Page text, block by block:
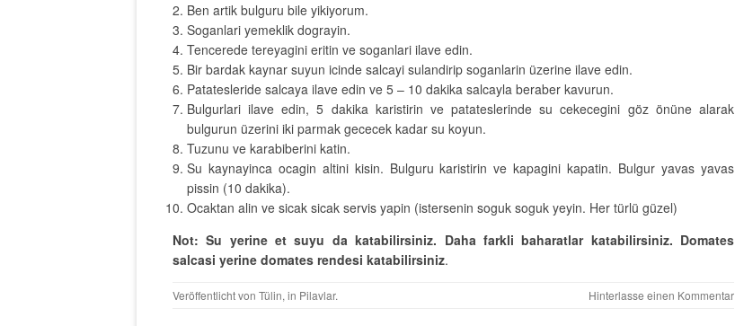
Ben artik bulguru bile yikiyorum.
Soganlari yemeklik dograyin.
Tencerede tereyagini eritin ve soganlari ilave edin.
Bir bardak kaynar suyun icinde salcayi sulandirip soganlarin üzerine ilave edin.
Patatesleride salcaya ilave edin ve 5 – 10 dakika salcayla beraber kavurun.
Bulgurlari ilave edin, 5 dakika karistirin ve patateslerinde su cekecegini göz önüne alarak
bulgurun üzerini iki parmak gececek kadar su koyun.
Tuzunu ve karabiberini katin.
Su kaynayinca ocagin altini kisin. Bulguru karistirin ve kapagini kapatin. Bulgur yavas yavas
pissin (10 dakika).
Ocaktan alin ve sicak sicak servis yapin (istersenin soguk soguk yeyin. Her türlü güzel)
Not: Su yerine et suyu da katabilirsiniz. Daha farkli baharatlar katabilirsiniz. Domates
salcasi yerine domates rendesi katabilirsiniz.
Veröffentlicht von Tülin, in Pilavlar. Hinterlasse einen Kommentar